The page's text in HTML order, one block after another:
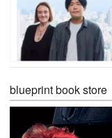
blueprint book store